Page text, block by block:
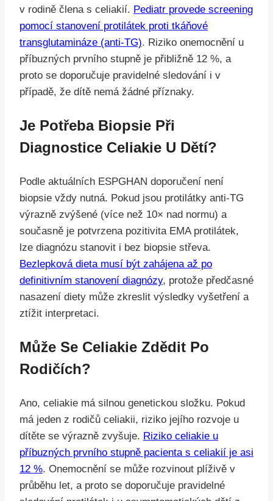
v rodině člena s celiakií. Pediatr provede screening
pomocí stanovení protilátek proti tkáňové
transglutamináze (anti-TG). Riziko onemocnění u
příbuzných prvního stupně je přibližně 12 %, a
proto se doporučuje pravidelné sledování i v
případě, že dítě nemá žádné příznaky.
Je Potřeba Biopsie Při
Diagnostice Celiakie U Dětí?
Podle aktuálních ESPGHAN doporučení není
biopsie vždy nutná. Pokud jsou protilátky anti-TG
výrazně zvýšené (více než 10× nad normu) a
současně je potvrzena pozitivita EMA protilátek,
lze diagnózu stanovit i bez biopsie střeva.
Bezlepková dieta musí být zahájena až po
definitivním stanovení diagnózy, protože předčasné
nasazení diety může zkreslit výsledky vyšetření a
ztížit interpretaci.
Může Se Celiakie Zdědit Po
Rodičích?
Ano, celiakie má silnou genetickou složku. Pokud
má jeden z rodičů celiakii, riziko jejího rozvoje u
dítěte se výrazně zvyšuje. Riziko celiakie u
příbuzných prvního stupně pacienta s celiakií je asi
12 %. Onemocnění se může rozvinout plíživě v
průběhu let, a proto se doporučuje pravidelné